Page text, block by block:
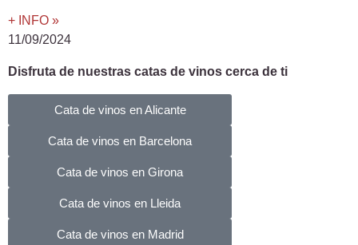
+ INFO »
11/09/2024
Disfruta de nuestras catas de vinos cerca de ti
Cata de vinos en Alicante
Cata de vinos en Barcelona
Cata de vinos en Girona
Cata de vinos en Lleida
Cata de vinos en Madrid